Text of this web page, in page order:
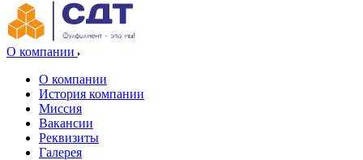
О компании
О компании
История компании
Миссия
Вакансии
Реквизиты
Галерея